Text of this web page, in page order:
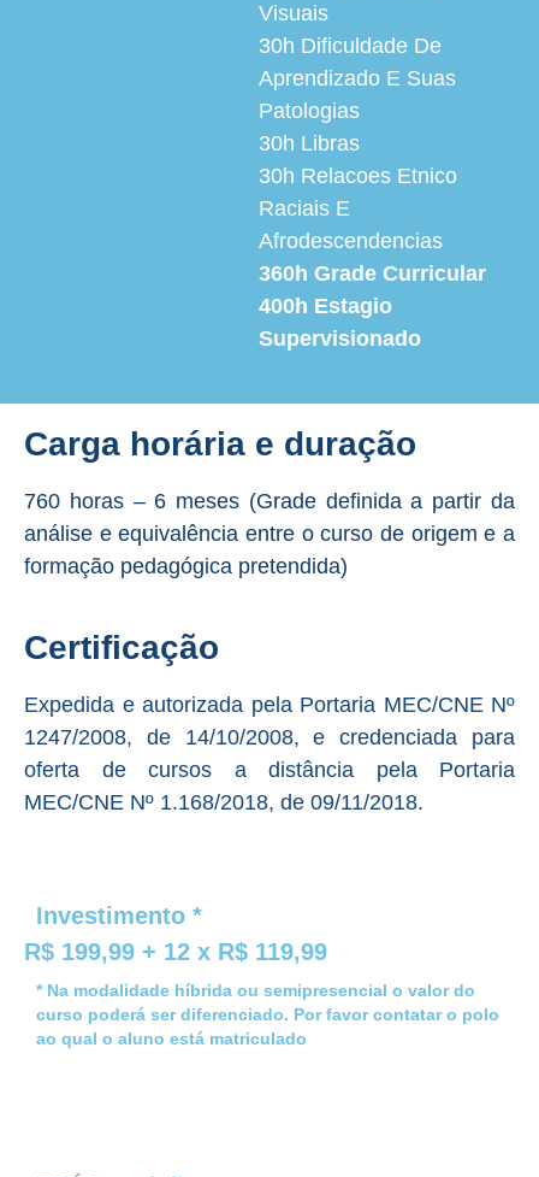
Visuais
30h Dificuldade De
Aprendizado E Suas
Patologias
30h Libras
30h Relacoes Etnico
Raciais E
Afrodescendencias
360h Grade Curricular
400h Estagio
Supervisionado
Carga horária e duração
760 horas – 6 meses (Grade definida a partir da
análise e equivalência entre o curso de origem e a
formação pedagógica pretendida)
Certificação
Expedida e autorizada pela Portaria MEC/CNE Nº
1247/2008, de 14/10/2008, e credenciada para
oferta de cursos a distância pela Portaria
MEC/CNE Nº 1.168/2018, de 09/11/2018.
Investimento *
R$ 199,99 + 12 x R$ 119,99
* Na modalidade híbrida ou semipresencial o valor do
curso poderá ser diferenciado. Por favor contatar o polo
ao qual o aluno está matriculado